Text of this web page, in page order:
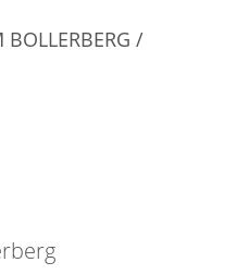
BOLLERBERG /